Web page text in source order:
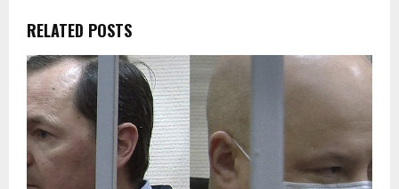
RELATED POSTS